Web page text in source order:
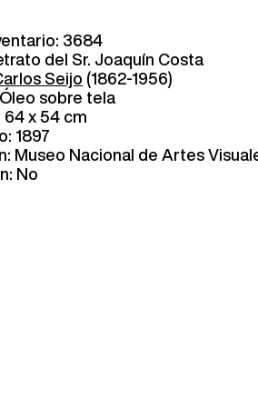
3684
del Sr. Joaquín Costa
Seijo (1862-1956)
sobre tela
64 x 54 cm
1897
Museo Nacional de Artes
No